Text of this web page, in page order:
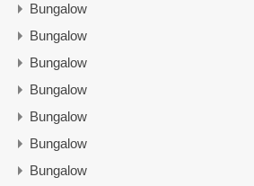
Bungalow
Bungalow
Bungalow
Bungalow
Bungalow
Bungalow
Bungalow